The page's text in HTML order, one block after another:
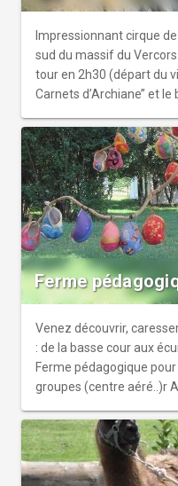
Impressionnant cirque
sud du massif du
tour en 2h30 (départ du
Carnets d’Archiane’’ et
Ferme
Venez découvrir,
: de la basse cour aux
Ferme pédagogique
groupes (centre aéré..)r